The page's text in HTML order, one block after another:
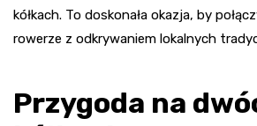
kółkach. To doskonała okazja, by
rowerze z odkrywaniem lokalnych
Przygoda na